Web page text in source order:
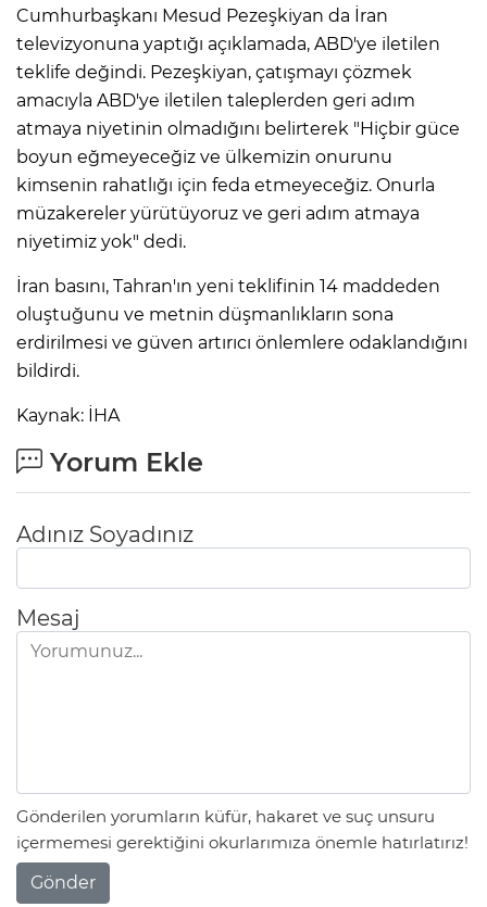
Cumhurbaşkanı Mesud Pezeşkiyan da İran
televizyonuna yaptığı açıklamada, ABD'ye iletilen
teklife değindi. Pezeşkiyan, çatışmayı çözmek
amacıyla ABD'ye iletilen taleplerden geri adım
atmaya niyetinin olmadığını belirterek "Hiçbir güce
boyun eğmeyeceğiz ve ülkemizin onurunu
kimsenin rahatlığı için feda etmeyeceğiz. Onurla
müzakereler yürütüyoruz ve geri adım atmaya
niyetimiz yok" dedi.
İran basını, Tahran'ın yeni teklifinin 14 maddeden
oluştuğunu ve metnin düşmanlıkların sona
erdirilmesi ve güven artırıcı önlemlere odaklandığını
bildirdi.
Kaynak: İHA
Yorum Ekle
Adınız Soyadınız
Mesaj
Gönderilen yorumların küfür, hakaret ve suç unsuru
içermemesi gerektiğini okurlarımıza önemle hatırlatırız!
Gönder